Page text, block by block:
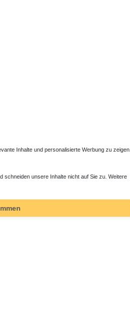
Inhalte und personalisierte Werbung zu zeigen.
schneiden unsere Inhalte nicht auf Sie zu. Weitere